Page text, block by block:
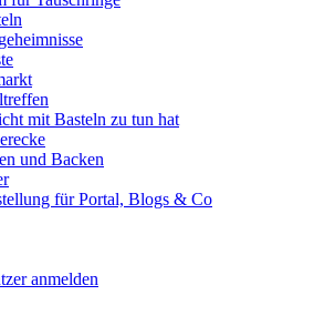
mit Basteln zu tun hat
und Backen
für Portal, Blogs & Co
anmelden